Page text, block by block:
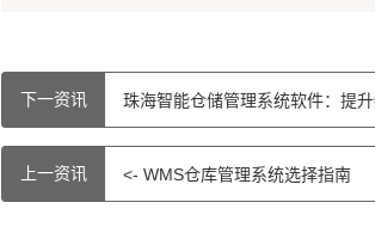
下一资讯 珠海智能仓储管理系统软件：提
上一资讯 <- WMS仓库管理系统选择指南